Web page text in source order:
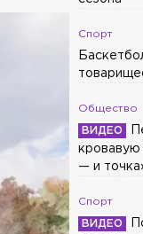
Спорт
Общество
кровавую
— и
Спорт